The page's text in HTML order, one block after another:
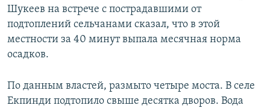
Шукеев на встрече с пострадавшими от
подтоплений сельчанами сказал, что в этой
местности за 40 минут выпала месячная норма
осадков.
По данным властей, размыто четыре моста. В селе
Екпинди подтопило свыше десятка дворов. Вода